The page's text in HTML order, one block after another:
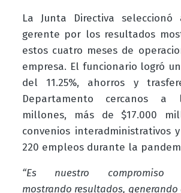
La Junta Directiva
gerente por los resultados
estos cuatro meses de
empresa. El funcionario logró
del 11.25%, ahorros y
Departamento cercanos a
millones, más de $17.000
convenios interadministrativos
220 empleos durante la
“Es nuestro compromiso
mostrando resultados,